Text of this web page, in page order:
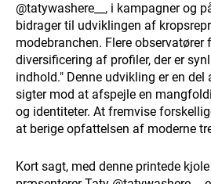
@tatywashere__, i kampagner og
bidrager til udviklingen af
modebranchen. Flere
diversificering af profiler, der er
indhold." Denne udvikling er en del
sigter mod at afspejle en
og identiteter. At fremvise
at berige opfattelsen af moderne
Kort sagt, med denne printede